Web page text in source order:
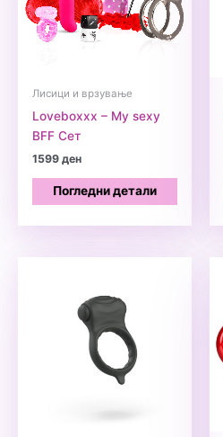
Лисици и врзување
Loveboxxx – My sexy
BFF Сет
1599ден
Погледни детали